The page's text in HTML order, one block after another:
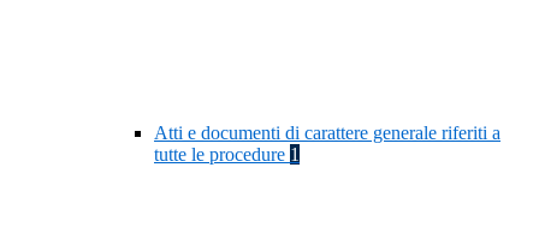
Atti e documenti di carattere generale riferiti a
tutte le procedure 1